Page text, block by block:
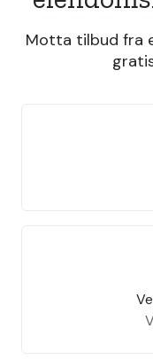
Motta tilbud fra